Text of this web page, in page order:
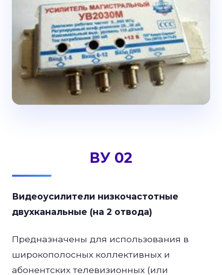
ВУ 02
Видеоусилители низкочастотные
двухканальные (на 2 отвода)
Предназначены для использования в
широкополосных коллективных и
абонентских телевизионных (или